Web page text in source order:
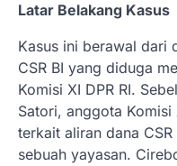
Latar Belakang Kasus
Kasus ini berawal dari
CSR BI yang diduga
Komisi XI DPR RI.
Satori, anggota Komisi
terkait aliran dana
sebuah yayasan.